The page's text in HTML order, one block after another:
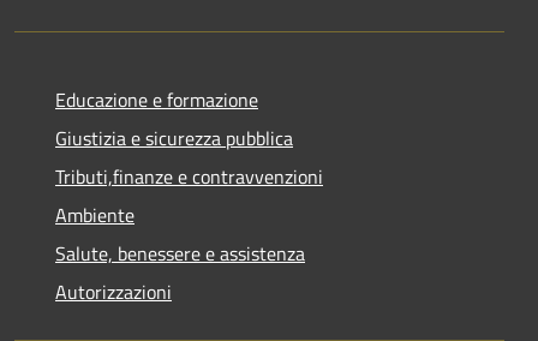
Educazione e formazione
Giustizia e sicurezza pubblica
Tributi,finanze e contravvenzioni
Ambiente
Salute, benessere e assistenza
Autorizzazioni